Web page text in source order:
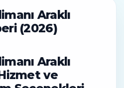
Araklı
(2026)
Araklı
ve